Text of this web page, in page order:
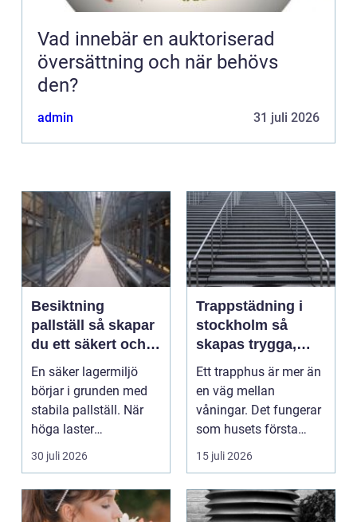
Vad innebär en auktoriserad
översättning och när behövs
den?
admin 31 juli 2026
Besiktning
pallställ så skapar
du ett säkert och
effektivt lager
En säker lagermiljö
börjar i grunden med
stabila pallställ. När
höga laster
kombineras med
trucktraf...
30 juli 2026
Trappstädning i
stockholm så
skapas trygga,
rena och hållbara
trapphus
Ett trapphus är mer än
en väg mellan
våningar. Det fungerar
som husets första
intryck, mötesplats
oc...
15 juli 2026